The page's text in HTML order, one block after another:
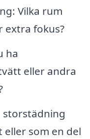
Vilka rum
extra fokus?
ha
eller andra
storstädning
eller som en del